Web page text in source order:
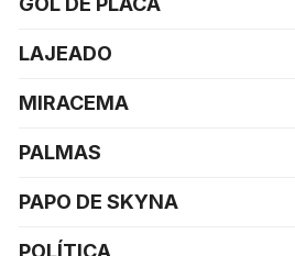
LAJEADO
MIRACEMA
PALMAS
PAPO DE SKYNA
POLÍTICA